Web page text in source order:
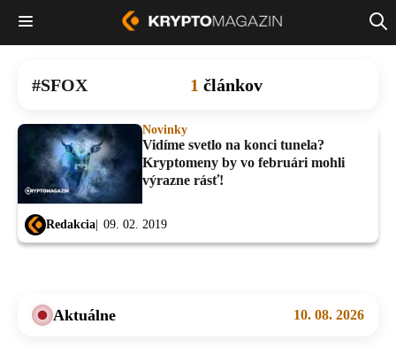
SFOX 1 článkov
Novinky
Vidíme svetlo na konci tunela?
Kryptomeny by vo februári mohli
výrazne rásť!
Redakcia 09. 02. 2019
Aktuálne 10. 08. 2026